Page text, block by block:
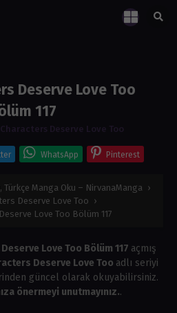
Deserve Love Too
117
Deserve Love Too
WhatsApp Pinterest
Türkçe Manga Oku – NirvanaManga ›
Deserve Love Too ›
Love Too Bölüm 117
Love Too Bölüm 117 açmış
Deserve Love Too adlı seriyi
güncel olarak okuyabilirsiniz.
önermeyi unutmayınız..